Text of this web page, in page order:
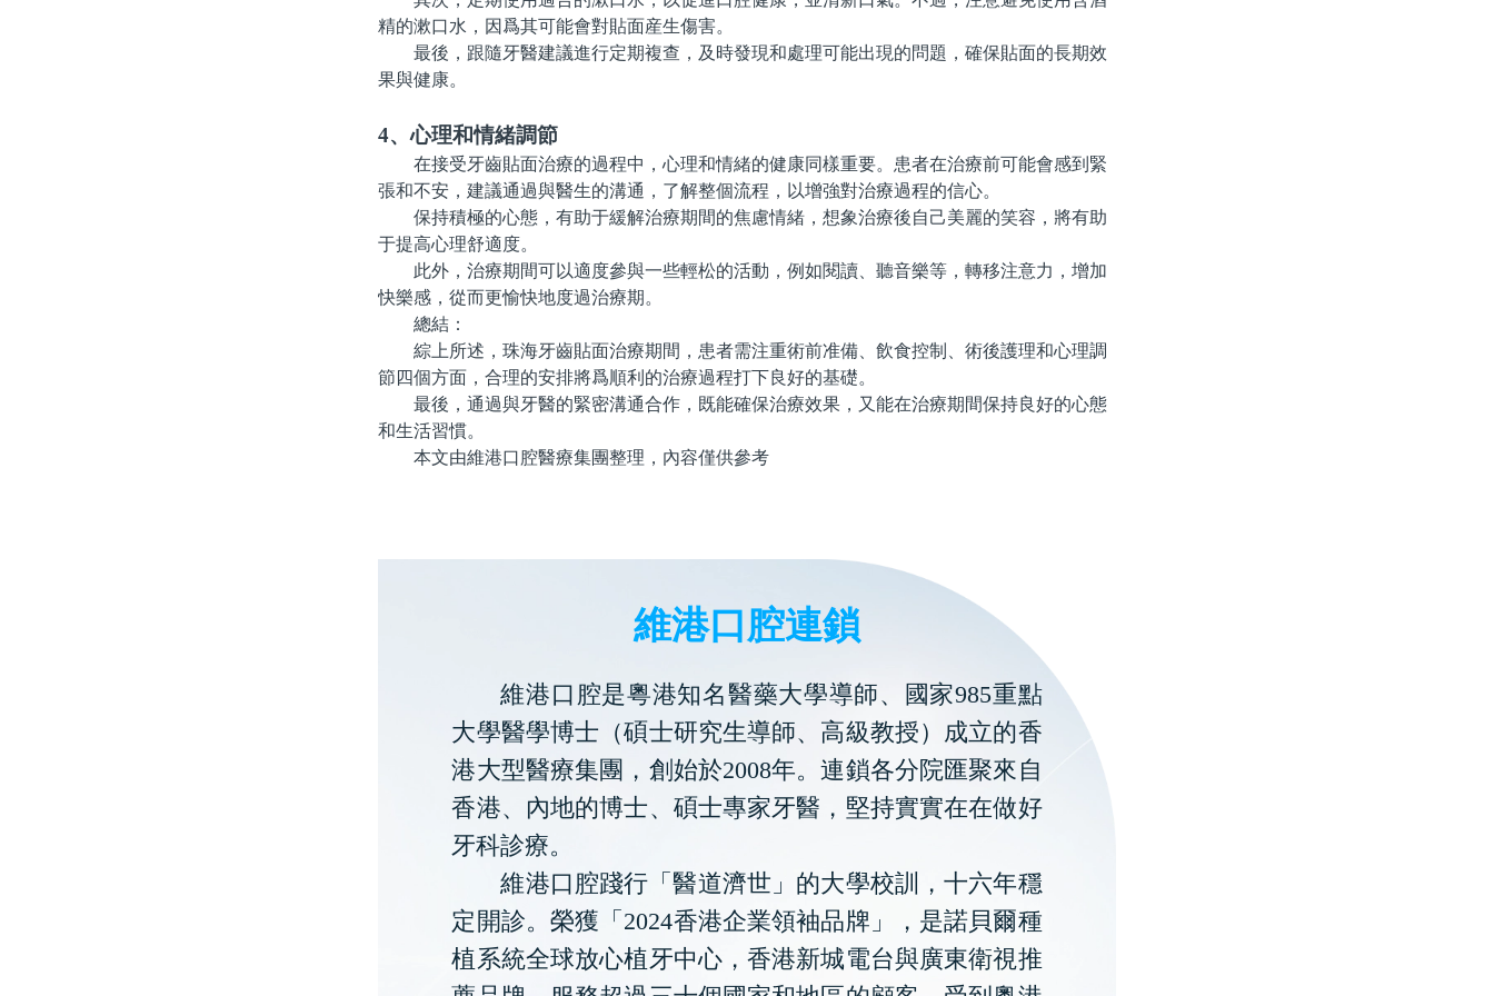
精的漱口水，因爲其可能會對貼面産生傷害。
最後，跟隨牙醫建議進行定期複查，及時發現和處理可能出現的問題，確保貼面的長期效
果與健康。
4、心理和情緒調節
在接受牙齒貼面治療的過程中，心理和情緒的健康同樣重要。患者在治療前可能會感到緊
張和不安，建議通過與醫生的溝通，了解整個流程，以增強對治療過程的信心。
保持積極的心態，有助于緩解治療期間的焦慮情緒，想象治療後自己美麗的笑容，將有助
于提高心理舒適度。
此外，治療期間可以適度參與一些輕松的活動，例如閱讀、聽音樂等，轉移注意力，增加
快樂感，從而更愉快地度過治療期。
總結：
綜上所述，珠海牙齒貼面治療期間，患者需注重術前准備、飲食控制、術後護理和心理調
節四個方面，合理的安排將爲順利的治療過程打下良好的基礎。
最後，通過與牙醫的緊密溝通合作，既能確保治療效果，又能在治療期間保持良好的心態
和生活習慣。
本文由維港口腔醫療集團整理，內容僅供參考
維港口腔連鎖
維港口腔是粵港知名醫藥大學導師、國家985重點
大學醫學博士（碩士研究生導師、高級教授）成立的香
港大型醫療集團，創始於2008年。連鎖各分院匯聚來自
香港、內地的博士、碩士專家牙醫，堅持實實在在做好
牙科診療。
維港口腔踐行「醫道濟世」的大學校訓，十六年穩
定開診。榮獲「2024香港企業領袖品牌」，是諾貝爾種
植系統全球放心植牙中心，香港新城電台與廣東衛視推